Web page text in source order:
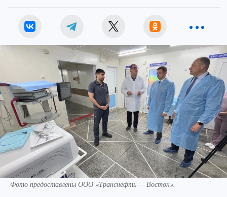
Фото предоставлены ООО «Транснефть — Восток».